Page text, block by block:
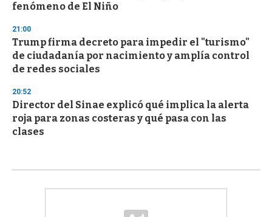
fenómeno de El Niño
21:00
Trump firma decreto para impedir el "turismo"
de ciudadanía por nacimiento y amplía control
de redes sociales
20:52
Director del Sinae explicó qué implica la alerta
roja para zonas costeras y qué pasa con las
clases